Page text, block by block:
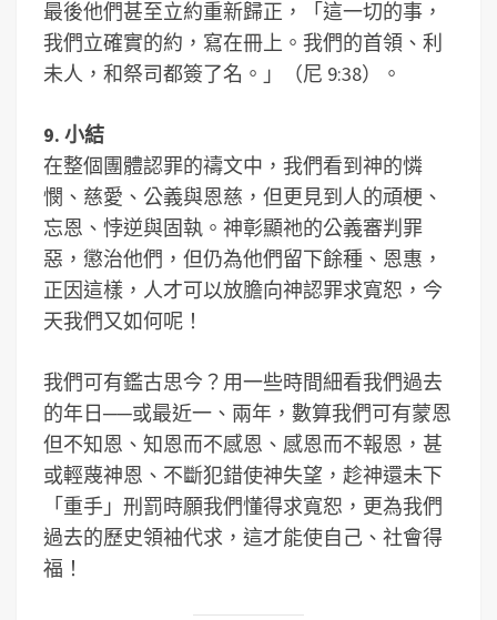
最後他們甚至立約重新歸正，「這一切的事，
我們立確實的約，寫在冊上。我們的首領、利
未人，和祭司都簽了名。」（尼 9:38）。
9. 小結
在整個團體認罪的禱文中，我們看到神的憐
憫、慈愛、公義與恩慈，但更見到人的頑梗、
忘恩、悖逆與固執。神彰顯祂的公義審判罪
惡，懲治他們，但仍為他們留下餘種、恩惠，
正因這樣，人才可以放膽向神認罪求寬恕，今
天我們又如何呢！
我們可有鑑古思今？用一些時間細看我們過去
的年日──或最近一、兩年，數算我們可有蒙恩
但不知恩、知恩而不感恩、感恩而不報恩，甚
或輕蔑神恩、不斷犯錯使神失望，趁神還未下
「重手」刑罰時願我們懂得求寬恕，更為我們
過去的歷史領袖代求，這才能使自己、社會得
福！